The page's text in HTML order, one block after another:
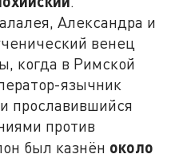
Александра и
венец
когда в Римской
язычник
прославившийся
против
был казнён около